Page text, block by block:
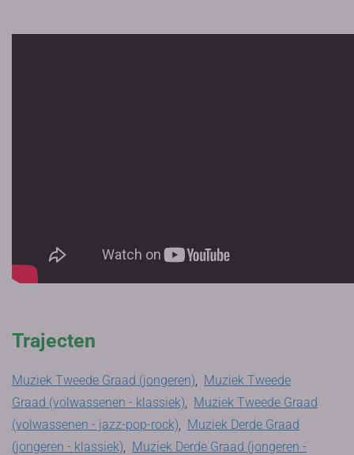
Trajecten
Muziek Tweede Graad (jongeren), Muziek Tweede
Graad (volwassenen - klassiek), Muziek Tweede Graad
(volwassenen - jazz-pop-rock), Muziek Derde Graad
(jongeren - klassiek), Muziek Derde Graad (jongeren -